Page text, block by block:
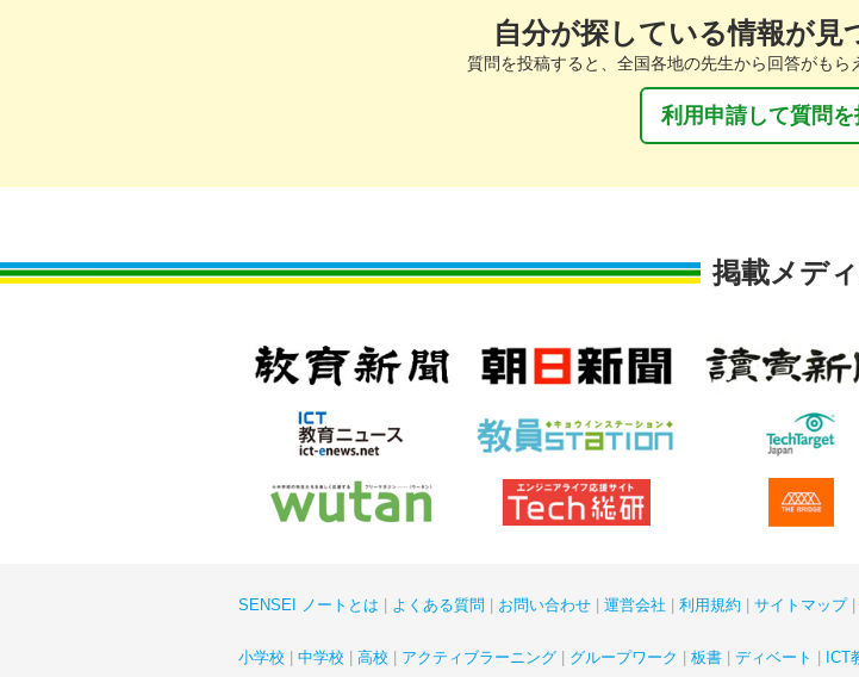
自分が探している情報が見
質問を投稿すると、全国各地の先生から回答がもら
利用申請して質問
掲載メデ
SENSEI ノートとは よくある質問 お問い合わせ 運営会社 利用規約 サイトマップ
小学校 中学校 高校 アクティブラーニング グループワーク 板書 ディベート ICT